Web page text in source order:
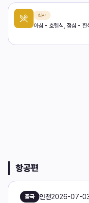
식사
아침 - 호텔식, 점심 - 한
항공편
출국 인천2026-07-